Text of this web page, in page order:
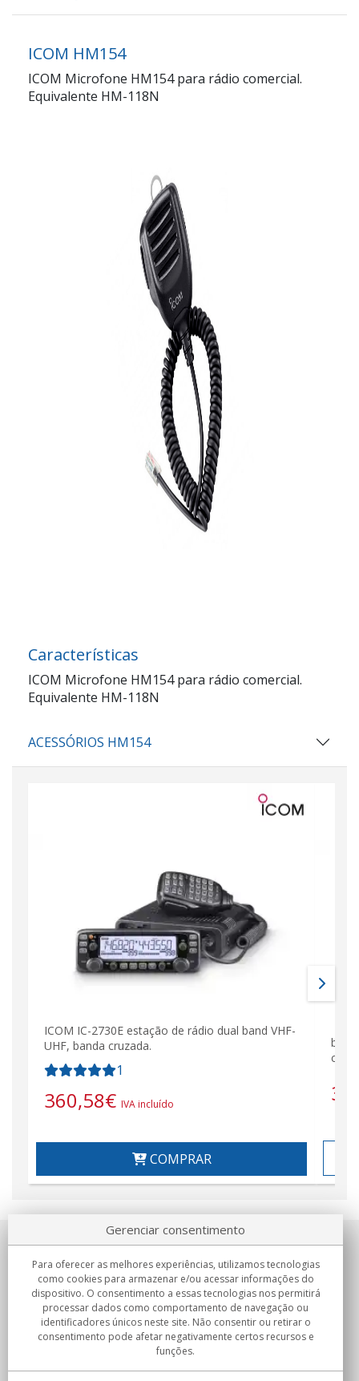
ICOM HM154
ICOM Microfone HM154 para rádio comercial.
Equivalente HM-118N
Características
ICOM Microfone HM154 para rádio comercial.
Equivalente HM-118N
ACESSÓRIOS HM154
ICOM IC-2730E estação de rádio dual band VHF-
UHF, banda cruzada.
1
360,58€ IVA incluído
COMPRAR
Sobre nosotros
Compromissos
Compras
Gerenciar consentimento
Para oferecer as melhores experiências, utilizamos tecnologias
como cookies para armazenar e/ou acessar informações do
dispositivo. O consentimento a essas tecnologias nos permitirá
processar dados como comportamento de navegação ou
identificadores únicos neste site. Não consentir ou retirar o
consentimento pode afetar negativamente certos recursos e
funções.